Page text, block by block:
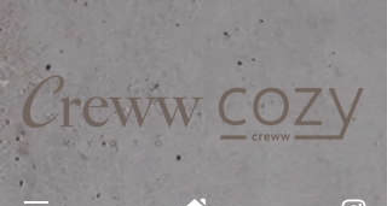
京都・四条 烏丸の美容室・美容院【Creww KYOTO (クルー)】【cozy creww(コージークルー)】 京都市 ヘ